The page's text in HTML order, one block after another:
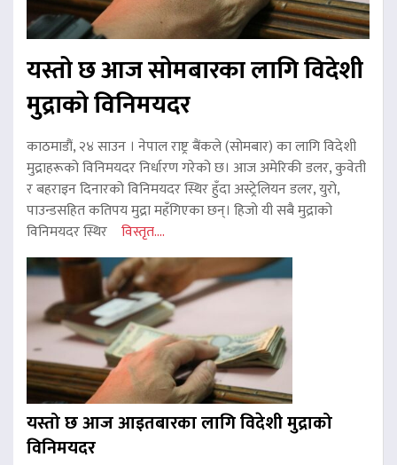
यस्तो छ आज सोमबारका लागि विदेशी
मुद्राको विनिमयदर
काठमाडौं, २४ साउन । नेपाल राष्ट्र बैंकले (सोमबार) का लागि विदेशी
मुद्राहरूको विनिमयदर निर्धारण गरेको छ। आज अमेरिकी डलर, कुवेती
र बहराइन दिनारको विनिमयदर स्थिर हुँदा अस्ट्रेलियन डलर, युरो,
पाउन्डसहित कतिपय मुद्रा महँगिएका छन्। हिजो यी सबै मुद्राको
विनिमयदर स्थिर विस्तृत....
यस्तो छ आज आइतबारका लागि विदेशी मुद्राको
विनिमयदर